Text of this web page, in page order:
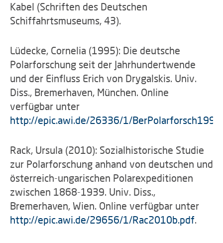
Kabel (Schriften des Deutschen
Schiffahrtsmuseums, 43).
Lüdecke, Cornelia (1995): Die deutsche
Polarforschung seit der Jahrhundertwende
und der Einfluss Erich von Drygalskis. Univ.
Diss., Bremerhaven, München. Online
verfügbar unter
http://epic.awi.de/26336/1/
Rack, Ursula (2010): Sozialhistorische Studie
zur Polarforschung anhand von deutschen und
österreich-ungarischen Polarexpeditionen
zwischen 1868-1939. Univ. Diss.,
Bremerhaven, Wien. Online verfügbar unter
http://epic.awi.de/29656/1/Rac2010b.pdf.